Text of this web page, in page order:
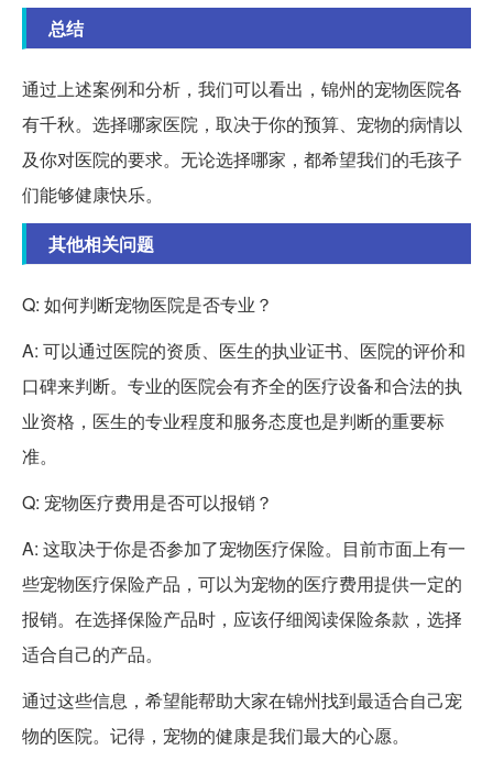
总结
通过上述案例和分析，我们可以看出，锦州的宠物医院各
有千秋。选择哪家医院，取决于你的预算、宠物的病情以
及你对医院的要求。无论选择哪家，都希望我们的毛孩子
们能够健康快乐。
其他相关问题
Q: 如何判断宠物医院是否专业？
A: 可以通过医院的资质、医生的执业证书、医院的评价和
口碑来判断。专业的医院会有齐全的医疗设备和合法的执
业资格，医生的专业程度和服务态度也是判断的重要标
准。
Q: 宠物医疗费用是否可以报销？
A: 这取决于你是否参加了宠物医疗保险。目前市面上有一
些宠物医疗保险产品，可以为宠物的医疗费用提供一定的
报销。在选择保险产品时，应该仔细阅读保险条款，选择
适合自己的产品。
通过这些信息，希望能帮助大家在锦州找到最适合自己宠
物的医院。记得，宠物的健康是我们最大的心愿。